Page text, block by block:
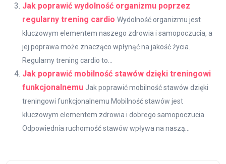
Jak poprawić wydolność organizmu poprzez
regularny trening cardio Wydolność organizmu jest
kluczowym elementem naszego zdrowia i samopoczucia, a
jej poprawa może znacząco wpłynąć na jakość życia.
Regularny trening cardio to...
Jak poprawić mobilność stawów dzięki treningowi
funkcjonalnemu Jak poprawić mobilność stawów dzięki
treningowi funkcjonalnemu Mobilność stawów jest
kluczowym elementem zdrowia i dobrego samopoczucia.
Odpowiednia ruchomość stawów wpływa na naszą...